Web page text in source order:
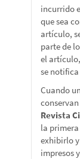
incurrido
que sea
artículo,
parte de
el
se
Cuando
Revista
la
exhibirlo
impresos